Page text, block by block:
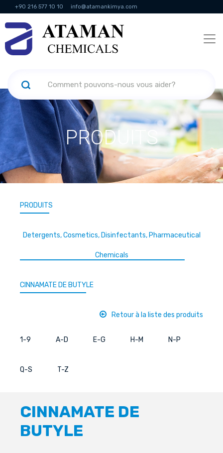
+90 216 577 10 10 info@atamankimya.com
KVKK Politikası Services de la société de l'information
humaines
PRODUITS
PRODUITS
Detergents, Cosmetics, Disinfectants, Pharmaceutical
Chemicals
CINNAMATE DE BUTYLE
Retour à la liste des produits
1-9 A-D E-G H-M N-P
Q-S T-Z
CINNAMATE DE
BUTYLE